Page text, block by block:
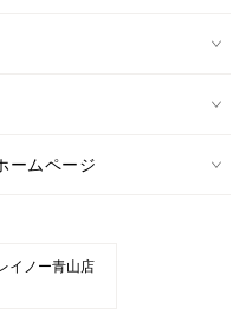
ームページ
イノー青山店